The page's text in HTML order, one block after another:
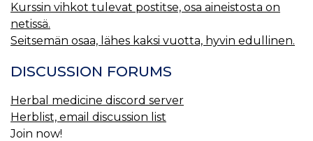
Kurssin vihkot tulevat postitse, osa aineistosta on
netissä.
Seitsemän osaa, lähes kaksi vuotta, hyvin edullinen.
DISCUSSION FORUMS
Herbal medicine discord server
Herblist, email discussion list
Join now!